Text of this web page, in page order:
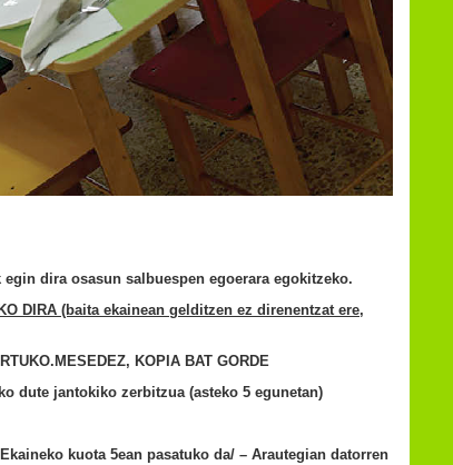
dira osasun salbuespen egoerara egokitzeko.
DIRA (baita ekainean gelditzen ez direnentzat ere,
MESEDEZ, KOPIA BAT GORDE
dute jantokiko zerbitzua (asteko 5 egunetan)
kuota 5ean pasatuko da/ – Arautegian datorren